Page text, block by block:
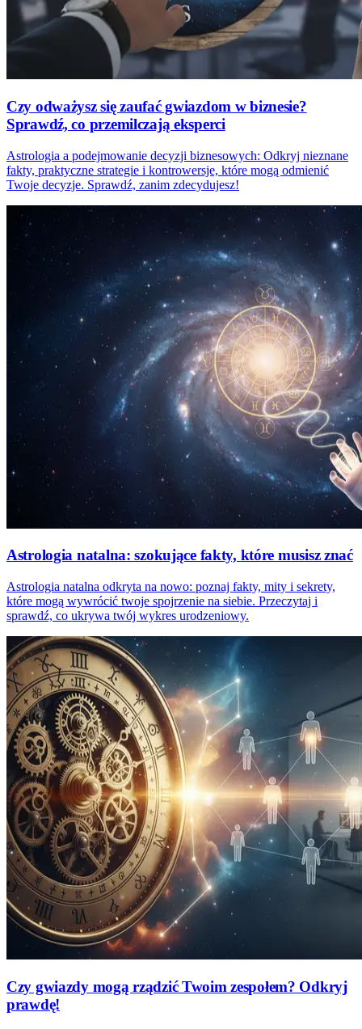
Czy odważysz się zaufać gwiazdom w biznesie?
Sprawdź, co przemilczają eksperci
Astrologia a podejmowanie decyzji biznesowych: Odkryj nieznane
fakty, praktyczne strategie i kontrowersje, które mogą odmienić
Twoje decyzje. Sprawdź, zanim zdecydujesz!
Astrologia natalna: szokujące fakty, które musisz znać
Astrologia natalna odkryta na nowo: poznaj fakty, mity i sekrety,
które mogą wywrócić twoje spojrzenie na siebie. Przeczytaj i
sprawdź, co ukrywa twój wykres urodzeniowy.
Czy gwiazdy mogą rządzić Twoim zespołem? Odkryj
prawdę!